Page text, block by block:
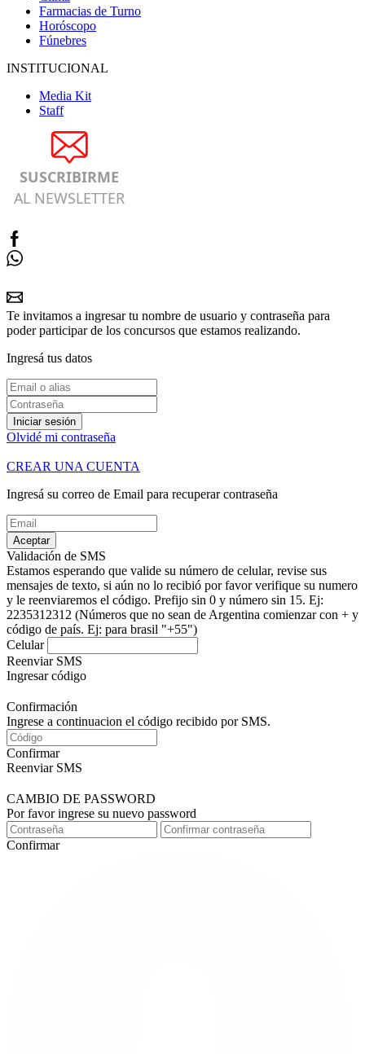
Farmacias de Turno
Horóscopo
Fúnebres
INSTITUCIONAL
Media Kit
Staff
SUSCRIBIRME
AL NEWSLETTER
Te invitamos a ingresar tu nombre de usuario y contraseña para
poder participar de los concursos que estamos realizando.
Ingresá tus datos
Iniciar sesión
Olvidé mi contraseña
CREAR UNA CUENTA
Ingresá su correo de Email para recuperar contraseña
Aceptar
Validación de SMS
Estamos esperando que valide su número de celular, revise sus
mensajes de texto, si aún no lo recibió por favor verifique su numero
y le reenviaremos el código. Prefijo sin 0 y número sin 15. Ej:
2235312312 (Números que no sean de Argentina comienzar con + y
código de país. Ej: para brasil "+55")
Celular
Reenviar SMS
Ingresar código
Confirmación
Ingrese a continuacion el código recibido por SMS.
Confirmar
Reenviar SMS
CAMBIO DE PASSWORD
Por favor ingrese su nuevo password
Confirmar